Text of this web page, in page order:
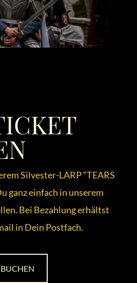
Silvester-LARP “TEARS
ganz einfach in unserem
Bei Bezahlung erhältst
in Dein Postfach.